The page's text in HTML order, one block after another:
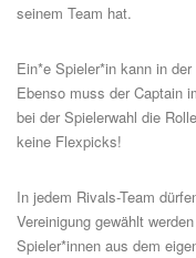
seinem Team hat.
Ein*e Spieler*in kann in
Ebenso muss der Captain
bei der Spielerwahl die
keine Flexpicks!
In jedem Rivals-Team
Vereinigung gewählt
Spieler*innen aus dem